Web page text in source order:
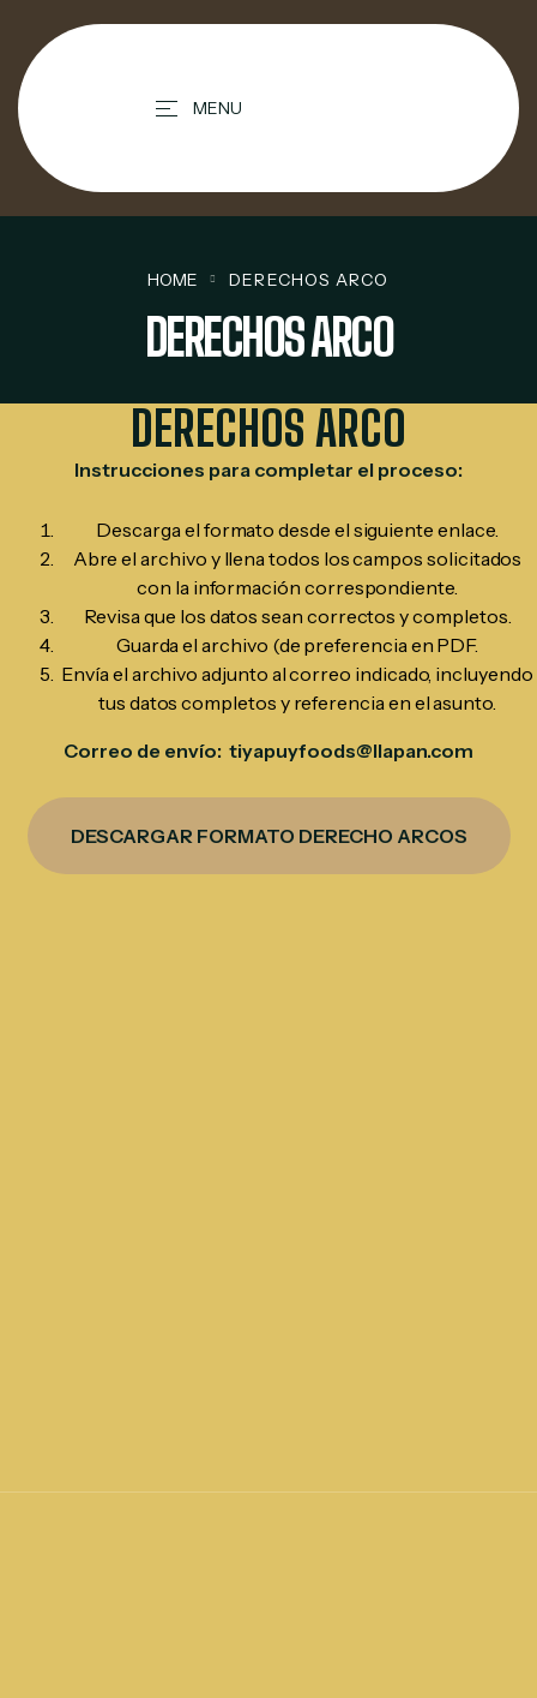
MENU
HOME DERECHOS ARCO
DERECHOS ARCO
DERECHOS ARCO
Instrucciones para completar el proceso:
Descarga el formato desde el siguiente enlace.
Abre el archivo y llena todos los campos solicitados
con la información correspondiente.
Revisa que los datos sean correctos y completos.
Guarda el archivo (de preferencia en PDF.
Envía el archivo adjunto al correo indicado, incluyendo
tus datos completos y referencia en el asunto.
Correo de envío: tiyapuyfoods@llapan.com
DESCARGAR FORMATO DERECHO ARCOS